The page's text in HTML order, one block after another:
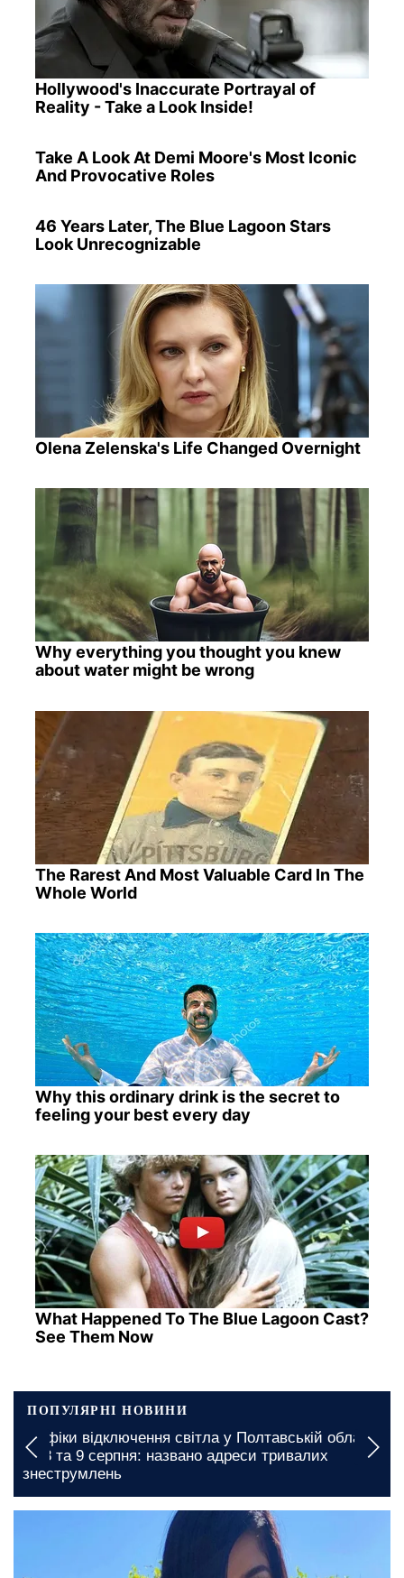
Hollywood's Inaccurate Portrayal of
Reality - Take a Look Inside!
Take A Look At Demi Moore's Most Iconic
And Provocative Roles
46 Years Later, The Blue Lagoon Stars
Look Unrecognizable
Olena Zelenska's Life Changed Overnight
Why everything you thought you knew
about water might be wrong
The Rarest And Most Valuable Card In The
Whole World
Why this ordinary drink is the secret to
feeling your best every day
What Happened To The Blue Lagoon Cast?
See Them Now
ПОПУЛЯРНІ НОВИНИ
Графіки відключення світла у Полтавській області
на 8 та 9 серпня: названо адреси тривалих
знеструмлень